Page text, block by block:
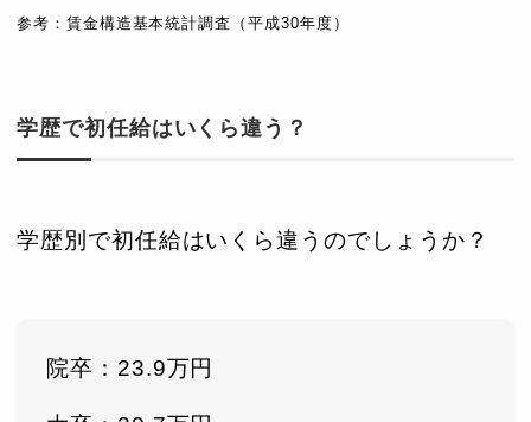
参考：賃金構造基本統計調査（平成30年度）
学歴で初任給はいくら違う？
学歴別で初任給はいくら違うのでしょうか？
院卒：23.9万円